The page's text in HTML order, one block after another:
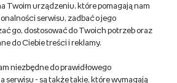
Twoim urządzeniu, które pomagają nam
serwisu, zadbać o jego
go, dostosować do Twoich potrzeb oraz
do Ciebie treści i reklamy.
niezbędne do prawidłowego
serwisu - są także takie, które wymagają